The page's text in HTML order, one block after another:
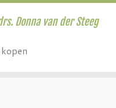
Donna van der Steeg